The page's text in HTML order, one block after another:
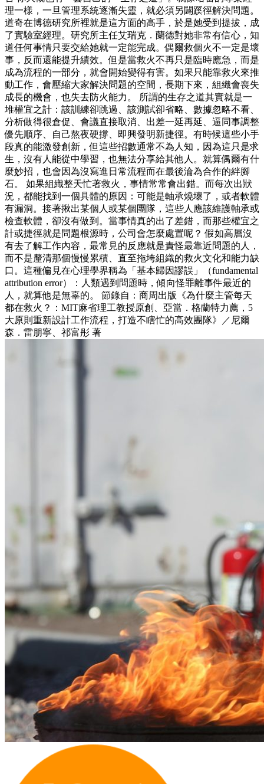
理一樣，一旦管理系統逐漸失靈，就必須另闢蹊徑解決問題。
道奇在博德研究所裡就是這方面的高手，於是她受到提拔，成
了實驗室經理。研究所主任艾瑞克．蘭德對她非常有信心，知
道任何事情只要交給她就一定能完成。偶爾救個火不一定是壞
事，反而還能提升績效。但是當救火不再只是臨時應急，而是
成為流程的一部分，就會開始變得有害。如果只能靠救火來推
動工作，會壓縮大家解決問題的空間，長期下來，組織會喪失
成長的機會，也失去防火能力。 所謂的生存之道其實就是一
堆權宜之計：該訓練卻跳過、該測試卻省略、數據忽略不看、
分析做得很倉促、會議直接取消、出差一延再延、逼同事調整
優先順序、自己熬夜硬撐、即興發明新捷徑。有時候這些小手
段真的能激發創新，但這些招數通常不為人知，因為這只是求
生，沒有人能從中學習，也無法分享給其他人。就算偶爾有什
麼妙招，也會因為沒寫進日常流程而在最後淪為合作的絆腳
石。 如果組織整天忙著救火，事情常常會出錯。而每次出狀
況，都能找到一個具體的原因：可能是軸承燒壞了，或者軟體
有漏洞。接著揪出某個人或某個團隊，這些人應該維護軸承或
檢查軟體，卻沒有做到。當事情真的出了差錯，而那些權宜之
計或捷徑就是問題根源時，公司會怎麼處置呢？ 假如高層沒
有去了解工作內容，最常見的反應就是責怪最靠近問題的人，
而不是釐清那個慢慢累積、直至拖垮組織的救火文化和能力缺
口。這種偏見在心理學界稱為「基本歸因謬誤」（fundamental
attribution error）：人類遇到問題時，傾向怪罪離事件最近的
人，就算他是無辜的。 節錄自：商周出版《為什麼主管每天
都在救火？：MIT麻省理工教授原創、亞當．格蘭特力薦，5
大原則重新設計工作流程，打造不瞎忙的高效團隊》／尼爾
森．雷朋寧、祁富彤 著